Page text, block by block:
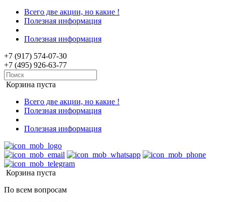
Всего две акции, но какие !
Полезная информация
Полезная информация
+7 (917) 574-07-30
+7 (495) 926-63-77
Корзина пуста
Всего две акции, но какие !
Полезная информация
Полезная информация
Корзина пуста
По всем вопросам